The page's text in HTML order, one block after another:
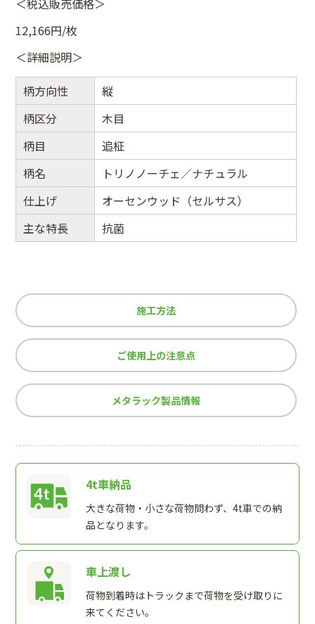
＜税込販売価格＞
12,166円/枚
＜詳細説明＞
柄方向性
縦
柄区分
木目
柄目
追柾
柄名
トリノノーチェ／ナチュラル
仕上げ
オーセンウッド（セルサス）
主な特長
抗菌
施工方法
ご使用上の注意点
メタラック製品情報
4t車納品
大きな荷物・小さな荷物問わず、4t車での納
品となります。
車上渡し
荷物到着時はトラックまで荷物を受け取りに
来てください。